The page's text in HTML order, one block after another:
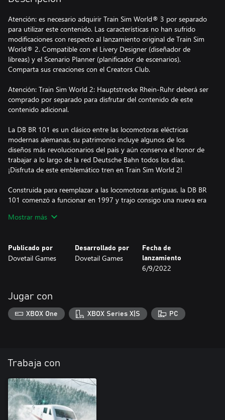
Atención: es necesario adquirir Train Sim World® 3 por separado
para utilizar este contenido. Las características no han sufrido
modificaciones con respecto al lanzamiento original de Train Sim
World® 2. Compatible con el Livery Designer (diseñador de
libreas) y el Scenario Planner (planificador de escenarios).
Comparta sus creaciones con el Creators Club.
Atención: Train Sim World 2: Hauptstrecke Rhein-Ruhr deberá ser
comprado por separado para disfrutar del contenido de este
contenido adicional.
La DB BR 101 es un clásico entre las locomotoras eléctricas
modernas alemanas, su patrimonio incluye algunos de los
diseños más revolucionarios del país y aún conserva el honor de
trabajar a lo largo de la red Deutsche Bahn todos los días.
¡Disfruta de este emblemático tren en Train Sim World 2!
Construida para reemplazar a las locomotoras antiguas, la DB BR
101 comenzó a funcionar en 1997 y trajo consigo una nueva era
servicios de pasajeros de alta velocidad más emblemáticos. Se
Mostrar más
Publicado por
Dovetail Games
Desarrollado por
Dovetail Games
Fecha de
lanzamiento
6/9/2022
Jugar con
XBOX One XBOX Series X|S PC
Trabaja con